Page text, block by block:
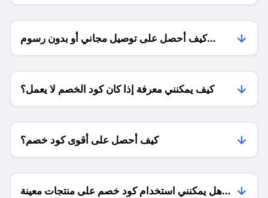
كيف أحصل على توصيل مجاني أو بدون رسوم
الشحن ؟
كيف يمكنني معرفة إذا كان كود الخصم لا يعمل؟
كيف أحصل على أقوى كود خصم؟
هل يمكنني استخدام كود خصم على منتجات معينة